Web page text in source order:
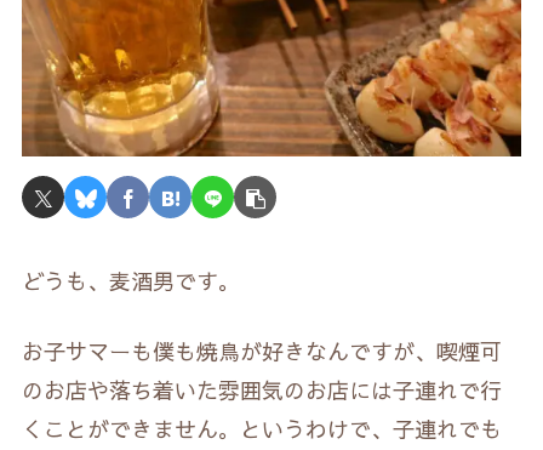
どうも、麦酒男です。
お子サマーも僕も焼鳥が好きなんですが、喫煙可
のお店や落ち着いた雰囲気のお店には子連れで行
くことができません。というわけで、子連れでも